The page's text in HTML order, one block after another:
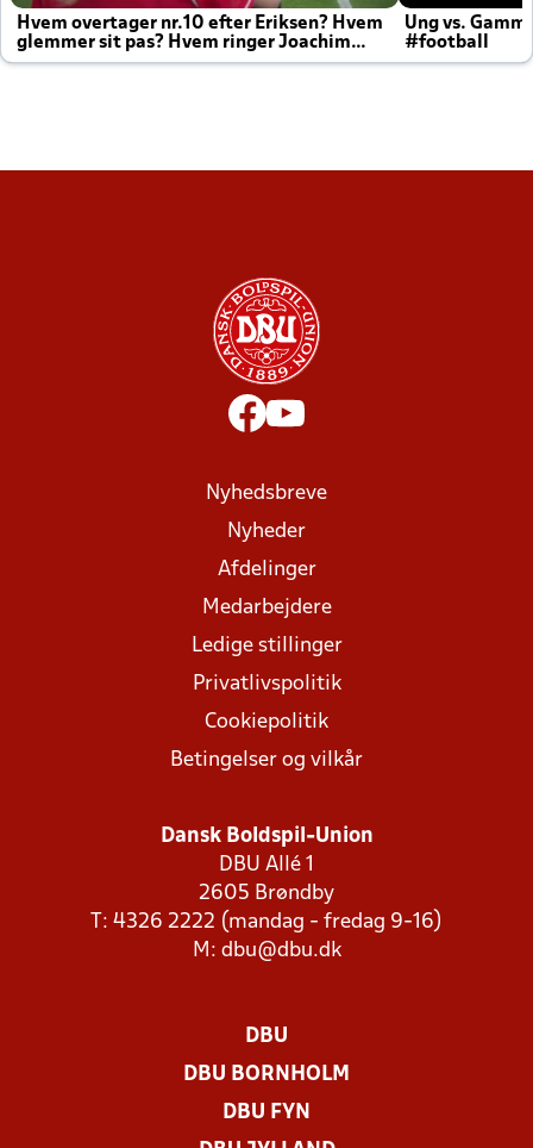
Hvem overtager nr.10 efter Eriksen? Hvem
glemmer sit pas? Hvem ringer Joachim
altid til efter kampe?
Ung vs.
#football
Nyhedsbreve
Nyheder
Afdelinger
Medarbejdere
Ledige stillinger
Privatlivspolitik
Cookiepolitik
Betingelser og vilkår
Dansk Boldspil-Union
DBU Allé 1
2605 Brøndby
T: 4326 2222 (mandag - fredag 9-16)
M: dbu@dbu.dk
DBU
DBU BORNHOLM
DBU FYN